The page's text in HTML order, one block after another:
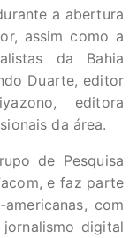
a abertura
assim como a
da Bahia
Duarte, editor
editora
da área.
de Pesquisa
e faz parte
com
digital